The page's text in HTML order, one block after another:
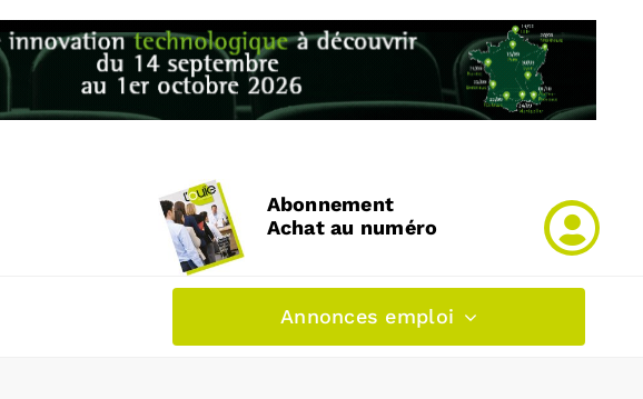
Abonnement
Achat au numéro
Annonces emploi